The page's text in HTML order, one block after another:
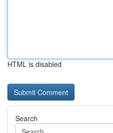
HTML is disabled
Search